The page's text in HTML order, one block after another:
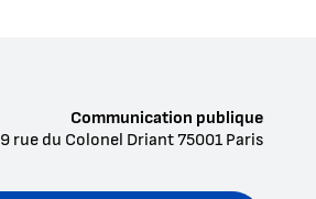
Communication publique
9 rue du Colonel Driant75001 Paris